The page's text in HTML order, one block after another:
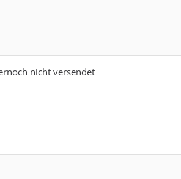
nicht versendet